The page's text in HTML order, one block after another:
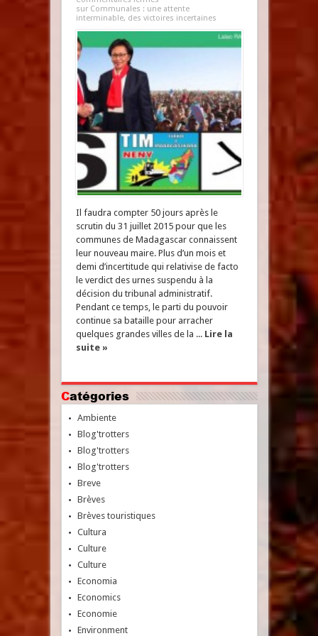
sur Communales : une attente
interminable, des victoires incertaines
Il faudra compter 50 jours après le
scrutin du 31 juillet 2015 pour que les
communes de Madagascar connaissent
leur nouveau maire. Plus d’un mois et
demi d’incertitude qui relativise de facto
le verdict des urnes suspendu à la
décision du tribunal administratif.
Pendant ce temps, le parti du pouvoir
continue sa bataille pour arracher
quelques grandes villes de la ... Lire la
suite »
Catégories
Ambiente
Blog'trotters
Blog'trotters
Blog'trotters
Breve
Brèves
Brèves touristiques
Cultura
Culture
Culture
Economia
Economics
Economie
Environment